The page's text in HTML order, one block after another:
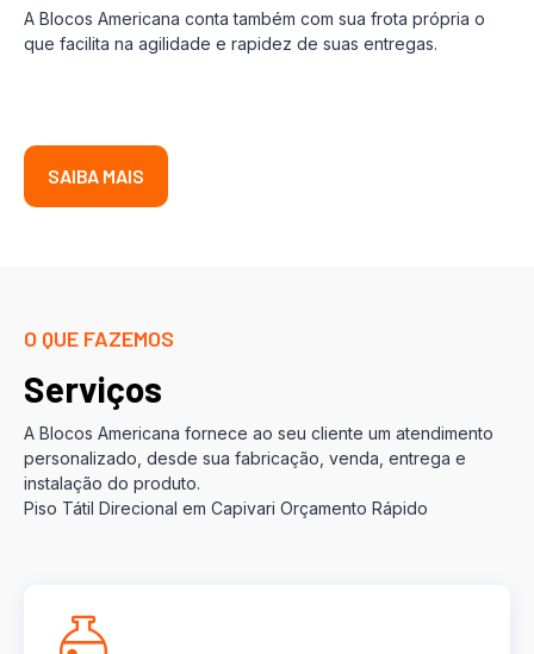
A Blocos Americana conta também com sua frota própria o
que facilita na agilidade e rapidez de suas entregas.
SAIBA MAIS
O QUE FAZEMOS
Serviços
A Blocos Americana fornece ao seu cliente um atendimento
personalizado, desde sua fabricação, venda, entrega e
instalação do produto.
Piso Tátil Direcional em Capivari Orçamento Rápido